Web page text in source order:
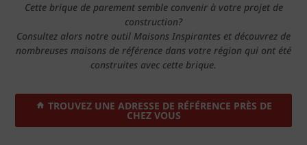
Cette brique de parement semble convenir à votre projet de
construction?
Consultez alors notre outil Maisons Inspirantes et découvrez de
nombreuses maisons de référence dans votre région qui ont été
construites avec cette brique.
TROUVEZ UNE ADRESSE DE RÉFÉRENCE PRÈS DE
CHEZ VOUS